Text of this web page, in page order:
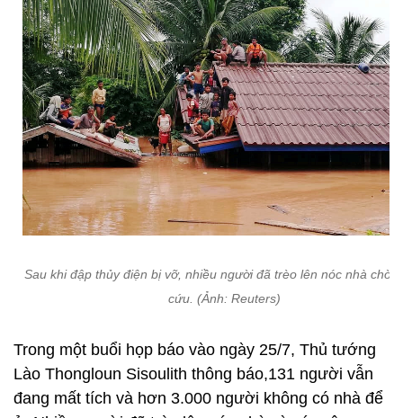
Sau khi đập thủy điện bị vỡ, nhiều người đã trèo lên nóc nhà chờ
cứu. (Ảnh: Reuters)
Trong một buổi họp báo vào ngày 25/7, Thủ tướng
Lào Thongloun Sisoulith thông báo,131 người vẫn
đang mất tích và hơn 3.000 người không có nhà để